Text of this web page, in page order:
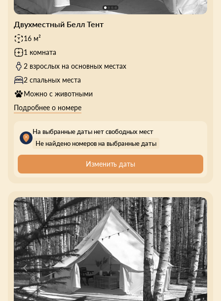
Двухместный Белл Тент
16 м²
1 комната
2 взрослых на основных местах
2 спальных места
Можно с животными
Подробнее о номере
На выбранные даты нет свободных мест
Не найдено номеров на выбранные даты
Изменить даты